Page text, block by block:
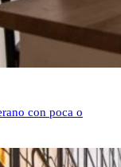
con poca o